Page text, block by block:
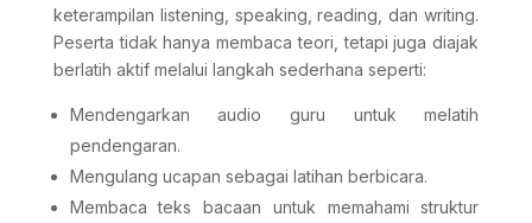
keterampilan listening, speaking, reading, dan writing.
Peserta tidak hanya membaca teori, tetapi juga diajak
berlatih aktif melalui langkah sederhana seperti:
Mendengarkan audio guru untuk melatih
pendengaran.
Mengulang ucapan sebagai latihan berbicara.
Membaca teks bacaan untuk memahami struktur